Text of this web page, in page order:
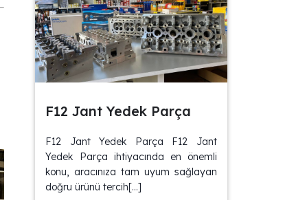
F12 Jant Yedek Parça
F12 Jant Yedek Parça F12 Jant
Yedek Parça ihtiyacında en önemli
konu, aracınıza tam uyum sağlayan
doğru ürünü tercih[…]